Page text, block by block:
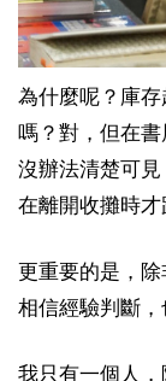
為什麼呢？庫
嗎？對，但在
沒辦法清楚可
在離開收攤時才
更重要的是，
相信經驗判斷，
我只有一個人